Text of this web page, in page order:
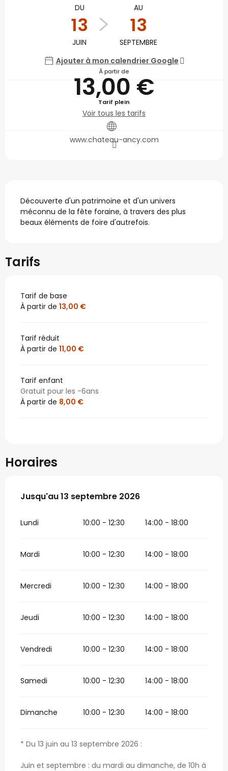
DU
13
JUIN
AU
13
SEPTEMBRE
Ajouter à mon calendrier Google
À partir de
13,00 €
Tarif plein
Voir tous les tarifs
www.chateau-ancy.com
Description
Découverte d'un patrimoine et d'un univers
méconnu de la fête foraine, à travers des plus
beaux éléments de foire d'autrefois.
Tarifs
Tarif de base
À partir de 13,00 €
Tarif réduit
À partir de 11,00 €
Tarif enfant
Gratuit pour les -6ans
À partir de 8,00 €
Horaires
Du13 juin 2026au13 septembre 2026
Jusqu'au13 septembre 2026
Lundi 10:00 - 12:30 14:00 - 18:00
Mardi 10:00 - 12:30 14:00 - 18:00
Mercredi 10:00 - 12:30 14:00 - 18:00
Jeudi 10:00 - 12:30 14:00 - 18:00
Vendredi 10:00 - 12:30 14:00 - 18:00
Samedi 10:00 - 12:30 14:00 - 18:00
Dimanche 10:00 - 12:30 14:00 - 18:00
* Du 13 juin au 13 septembre 2026 :
Juin et septembre : du mardi au dimanche, de 10h à